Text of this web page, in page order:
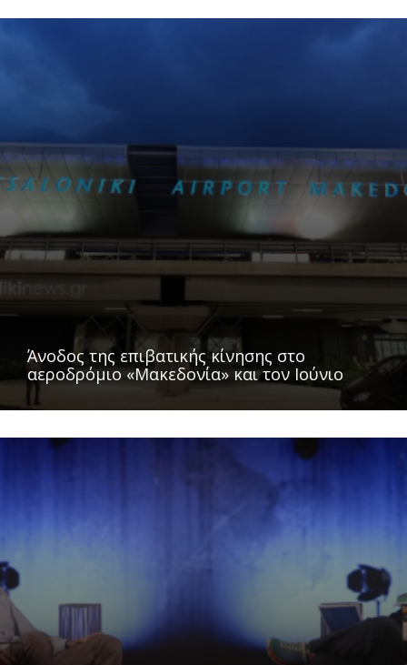
Άνοδος της επιβατικής κίνησης στο
αεροδρόμιο «Μακεδονία» και τον Ιούνιο